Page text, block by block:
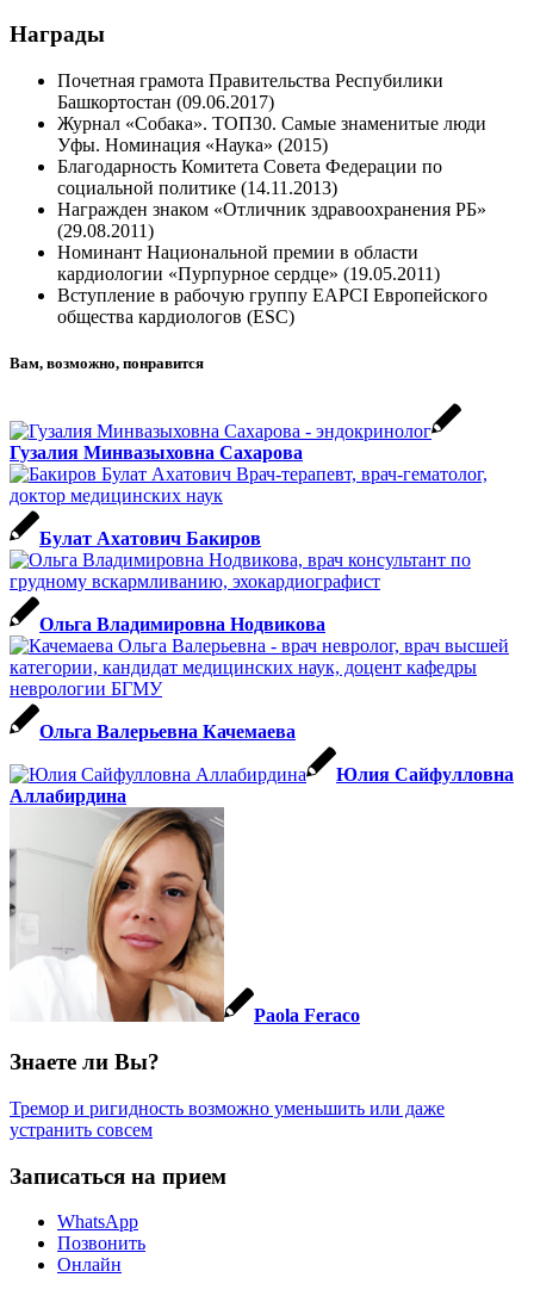
Награды
Почетная грамота Правительства Респубилики
Башкортостан (09.06.2017)
Журнал «Собака». ТОП30. Самые знаменитые люди
Уфы. Номинация «Наука» (2015)
Благодарность Комитета Совета Федерации по
социальной политике (14.11.2013)
Награжден знаком «Отличник здравоохранения РБ»
(29.08.2011)
Номинант Национальной премии в области
кардиологии «Пурпурное сердце» (19.05.2011)
Вступление в рабочую группу EAPCI Европейского
общества кардиологов (ESC)
Вам, возможно, понравится
Гузалия Минвазыховна Сахарова
Булат Ахатович Бакиров
Ольга Владимировна Нодвикова
Ольга Валерьевна Качемаева
Юлия Сайфулловна
Аллабирдина
Paola Feraco
Знаете ли Вы?
Тремор и ригидность возможно уменьшить или даже
устранить совсем
Записаться на прием
WhatsApp
Позвонить
Онлайн